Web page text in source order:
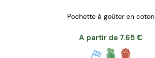
Pochette à goûter en coton
A partir de 7.65 €